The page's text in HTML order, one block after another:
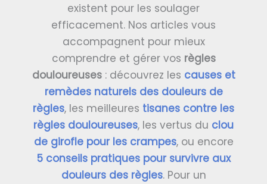
existent pour les soulager
efficacement. Nos articles vous
accompagnent pour mieux
comprendre et gérer vos règles
douloureuses: découvrez les causes et
remèdes naturels des douleurs de
règles, les meilleures tisanes contre les
règles douloureuses, les vertus du clou
de girofle pour les crampes, ou encore
5 conseils pratiques pour survivre aux
douleurs des règles. Pour un